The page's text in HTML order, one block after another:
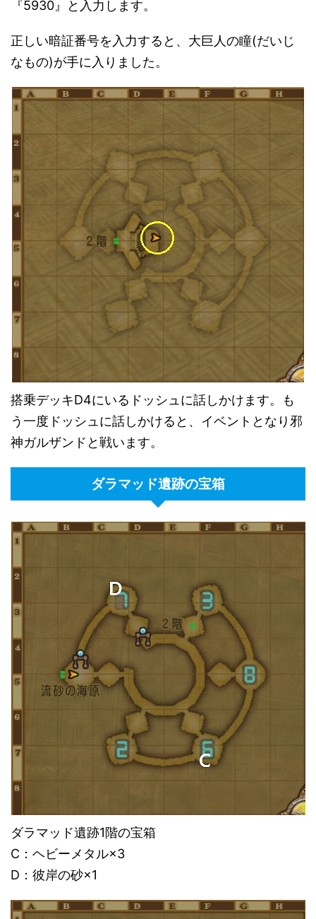
『5930』と入力します。
正しい暗証番号を入力すると、大巨人の瞳(だいじ
なもの)が手に入りました。
搭乗デッキD4にいるドッシュに話しかけます。も
う一度ドッシュに話しかけると、イベントとなり邪
神ガルザンドと戦います。
ダラマッド遺跡の宝箱
ダラマッド遺跡1階の宝箱
C：ヘビーメタル×3
D：彼岸の砂×1